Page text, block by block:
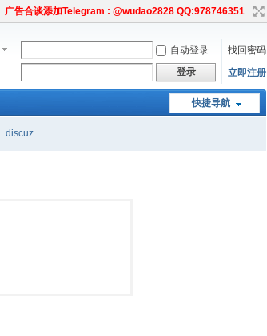
广告合谈添加Telegram : @wudao2828 QQ:978746351
自动登录
找回密码
登录 立即注册
快捷导航
discuz